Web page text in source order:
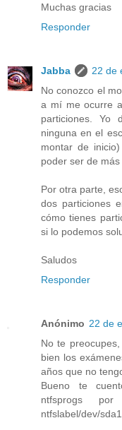
Muchas gracias
Responder
Jabba
22 de
No conozco el
a mí me ocurre
particiones. Yo
ninguna en el
montar de
poder ser de más
Por otra parte,
dos particiones
cómo tienes
si lo podemos
Saludos
Responder
Anónimo 22 de
No te
bien los
años que no
Bueno te
ntfsprogs
ntfslabel/dev/